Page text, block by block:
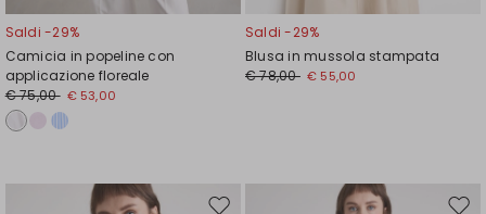
Saldi -29%
Camicia in popeline con
applicazione floreale
€ 75,00 € 53,00
Saldi -29%
Blusa in mussola stampata
€ 78,00 € 55,00